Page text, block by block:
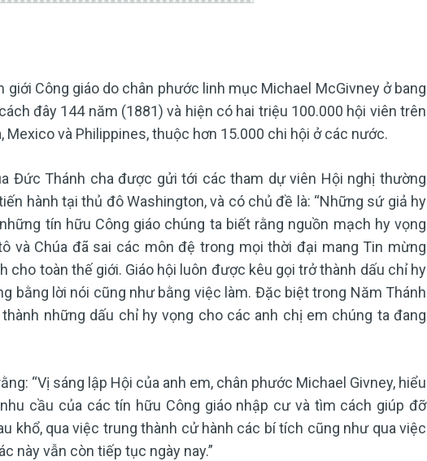
giới Công giáo do chân phước linh mục Michael McGivney ở bang
đây 144 năm (1881) và hiện có hai triệu 100.000 hội viên trên
Mexico và Philippines, thuộc hơn 15.000 chi hội ở các nước.
Đức Thánh cha được gửi tới các tham dự viên Hội nghị thường
hành tại thủ đô Washington, và có chủ đề là: “Những sứ giả hy
tín hữu Công giáo chúng ta biết rằng nguồn mạch hy vọng
và Chúa đã sai các môn đệ trong mọi thời đại mang Tin mừng
cho toàn thế giới. Giáo hội luôn được kêu gọi trở thành dấu chỉ hy
bằng lời nói cũng như bằng việc làm. Đặc biệt trong Năm Thánh
những dấu chỉ hy vọng cho các anh chị em chúng ta đang
“Vị sáng lập Hội của anh em, chân phước Michael Givney, hiểu
cầu của các tín hữu Công giáo nhập cư và tìm cách giúp đỡ
khổ, qua việc trung thành cử hành các bí tích cũng như qua việc
này vẫn còn tiếp tục ngày nay.”